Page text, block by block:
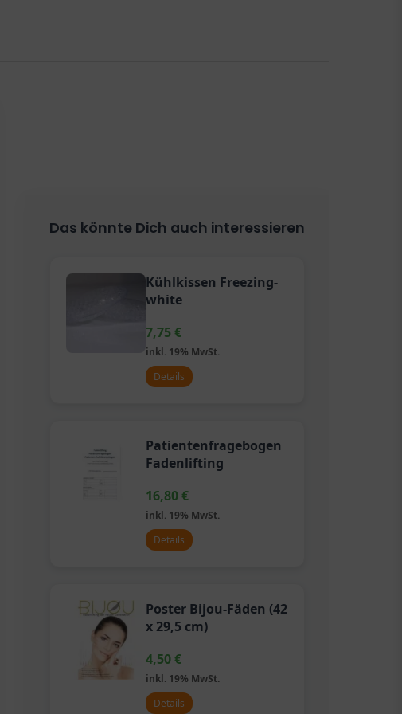
Das könnte Dich auch interessieren
Kühlkissen Freezing-
white
7,75 €
inkl. 19% MwSt.
Details
Patientenfragebogen
Fadenlifting
16,80€
inkl. 19% MwSt.
Details
Poster Bijou-Fäden (42
x 29,5 cm)
4,50€
inkl. 19% MwSt.
Details